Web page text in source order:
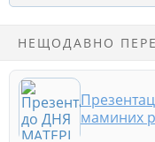
НЕЩОДАВНО
маминих